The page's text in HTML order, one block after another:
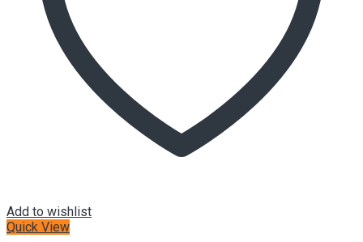
Add to wishlist
Quick View